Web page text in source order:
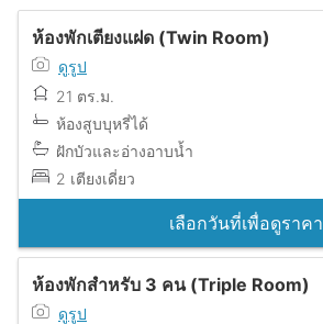
ห้องพักเตียงแฝด (Twin Room)
ดูรูป
21 ตร.ม.
ห้องสูบบุหรี่ได้
ฝักบัวและอ่างอาบน้ำ
2 เตียงเดี่ยว
เลือกวันที่เพื่อดูราคา
ห้องพักสำหรับ 3 คน (Triple Room)
ดูรูป